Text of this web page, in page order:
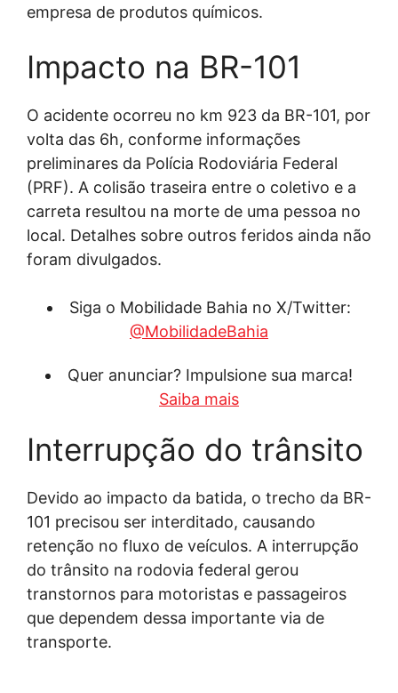
empresa de produtos químicos.
Impacto na BR-101
O acidente ocorreu no km 923 da BR-101, por
volta das 6h, conforme informações
preliminares da Polícia Rodoviária Federal
(PRF). A colisão traseira entre o coletivo e a
carreta resultou na morte de uma pessoa no
local. Detalhes sobre outros feridos ainda não
foram divulgados.
Siga o Mobilidade Bahia no X/Twitter:
@MobilidadeBahia
Quer anunciar? Impulsione sua marca!
Saiba mais
Interrupção do trânsito
Devido ao impacto da batida, o trecho da BR-
101 precisou ser interditado, causando
retenção no fluxo de veículos. A interrupção
do trânsito na rodovia federal gerou
transtornos para motoristas e passageiros
que dependem dessa importante via de
transporte.